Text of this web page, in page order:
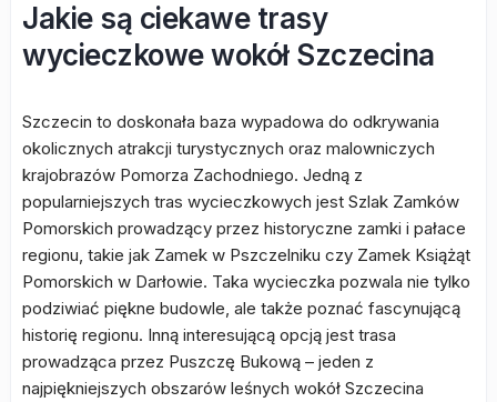
Jakie są ciekawe trasy
wycieczkowe wokół Szczecina
Szczecin to doskonała baza wypadowa do odkrywania
okolicznych atrakcji turystycznych oraz malowniczych
krajobrazów Pomorza Zachodniego. Jedną z
popularniejszych tras wycieczkowych jest Szlak Zamków
Pomorskich prowadzący przez historyczne zamki i pałace
regionu, takie jak Zamek w Pszczelniku czy Zamek Książąt
Pomorskich w Darłowie. Taka wycieczka pozwala nie tylko
podziwiać piękne budowle, ale także poznać fascynującą
historię regionu. Inną interesującą opcją jest trasa
prowadząca przez Puszczę Bukową – jeden z
najpiękniejszych obszarów leśnych wokół Szczecina